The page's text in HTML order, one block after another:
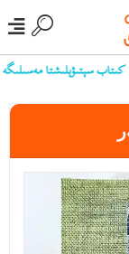
كىتاب سېتىۋېلىشتا مەسىلىگە